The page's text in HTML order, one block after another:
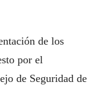
de los
por el
de Seguridad de